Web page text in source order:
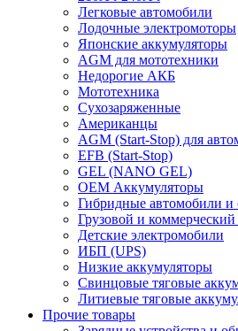
Легковые автомобили
Лодочные электромоторы
Японские аккумуляторы
AGM для мототехники
Недорогие АКБ
Мототехника
Сухозаряженные
Американцы
AGM (Start-Stop) для
EFB (Start-Stop)
GEL (NANO GEL)
OEM Аккумуляторы
Гибридные автомобили и
Грузовой и коммерческий
Детские электромобили
ИБП (UPS)
Низкие аккумуляторы
Свинцовые тяговые
Литиевые тяговые
Прочие товары